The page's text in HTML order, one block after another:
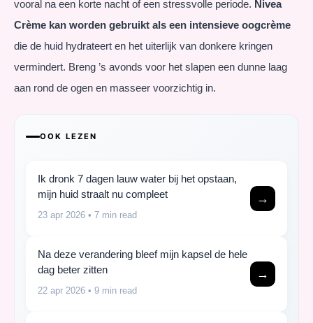
vooral na een korte nacht of een stressvolle periode. Nivea
Crème kan worden gebruikt als een intensieve oogcrème
die de huid hydrateert en het uiterlijk van donkere kringen
vermindert. Breng ’s avonds voor het slapen een dunne laag
aan rond de ogen en masseer voorzichtig in.
OOK LEZEN
Ik dronk 7 dagen lauw water bij het opstaan,
mijn huid straalt nu compleet
23 apr 2026 • 7 min read
→
Na deze verandering bleef mijn kapsel de hele
dag beter zitten
22 apr 2026 • 9 min read
→